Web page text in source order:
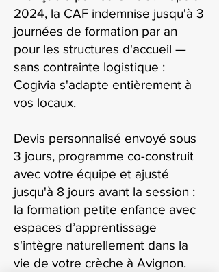
2024, la CAF indemnise jusqu'à 3
journées de formation par an
pour les structures d'accueil —
sans contrainte logistique :
Cogivia s'adapte entièrement à
vos locaux.
Devis personnalisé envoyé sous
3 jours, programme co-construit
avec votre équipe et ajusté
jusqu'à 8 jours avant la session :
la formation petite enfance avec
espaces d’apprentissage
s'intègre naturellement dans la
vie de votre crèche à Avignon.